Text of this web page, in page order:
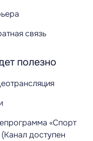
связь
полезно
«Спорт
(Канал доступен